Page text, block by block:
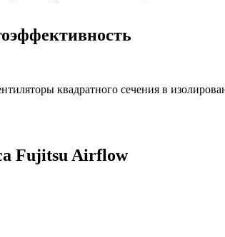
квадратного сечения в
Fujitsu Airflow